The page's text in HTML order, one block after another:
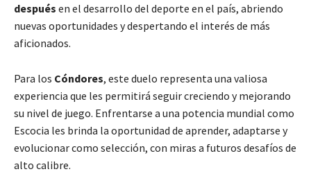
después en el desarrollo del deporte en el país, abriendo
nuevas oportunidades y despertando el interés de más
aficionados.
Para los Cóndores, este duelo representa una valiosa
experiencia que les permitirá seguir creciendo y mejorando
su nivel de juego. Enfrentarse a una potencia mundial como
Escocia les brinda la oportunidad de aprender, adaptarse y
evolucionar como selección, con miras a futuros desafíos de
alto calibre.